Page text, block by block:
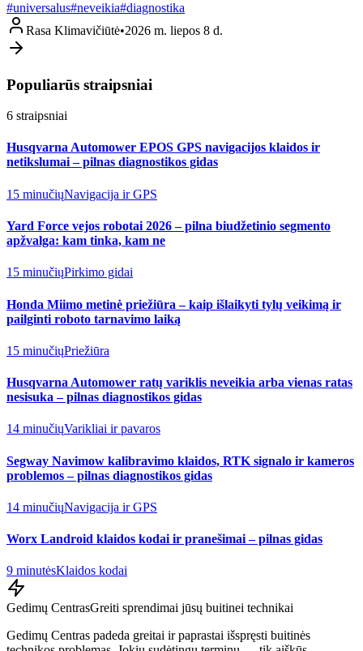
#universalus#neveikia#diagnostika
Rasa Klimavičiūtė•2026 m. liepos 8 d.
Populiarūs straipsniai
6 straipsniai
Husqvarna Automower EPOS GPS navigacijos klaidos ir
netikslumai – pilnas diagnostikos gidas
15 minučiųNavigacija ir GPS
Yard Force vejos robotai 2026 – pilna biudžetinio segmento
apžvalga: kam tinka, kam ne
15 minučiųPirkimo gidai
Honda Miimo metinė priežiūra – kaip išlaikyti tylų veikimą ir
pailginti roboto tarnavimo laiką
15 minučiųPriežiūra
Husqvarna Automower ratų variklis neveikia arba vienas ratas
nesisuka – pilnas diagnostikos gidas
14 minučiųVarikliai ir pavaros
Segway Navimow kalibravimo klaidos, RTK signalo ir kameros
problemos – pilnas diagnostikos gidas
14 minučiųNavigacija ir GPS
Worx Landroid klaidos kodai ir pranešimai – pilnas gidas
9 minutėsKlaidos kodai
Gedimų CentrasGreiti sprendimai jūsų buitinei technikai
Gedimų Centras padeda greitai ir paprastai išspręsti buitinės